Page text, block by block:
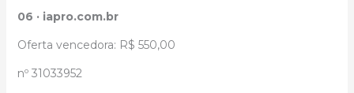
06 · iapro.com.br
Oferta vencedora: R$ 550,00
nº 31033952